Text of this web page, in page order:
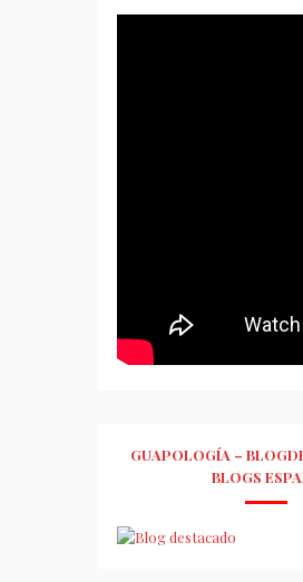
GUAPOLOGÍA –
BLOGS